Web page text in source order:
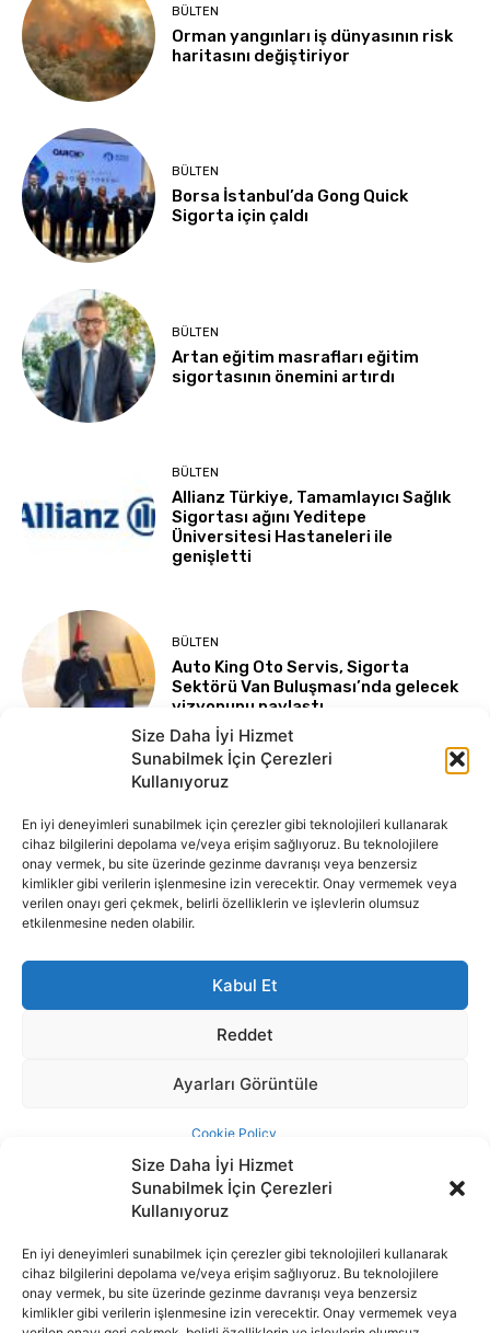
Size Daha İyi Hizmet
Sunabilmek İçin Çerezleri
Kullanıyoruz
En iyi deneyimleri sunabilmek için çerezler gibi teknolojileri kullanarak
cihaz bilgilerini depolama ve/veya erişim sağlıyoruz. Bu teknolojilere
onay vermek, bu site üzerinde gezinme davranışı veya benzersiz
kimlikler gibi verilerin işlenmesine izin verecektir. Onay vermemek veya
İnternet portalımızda yer alan tüm haber metini, resim ve benzeri
içeriğin hakları Sigortamedya Yayıncılık A.Ş.'ye aittir. Hiçbir şekilde
basılı ya da elektronik bir ortamda, kaynak gösterilse bile izin